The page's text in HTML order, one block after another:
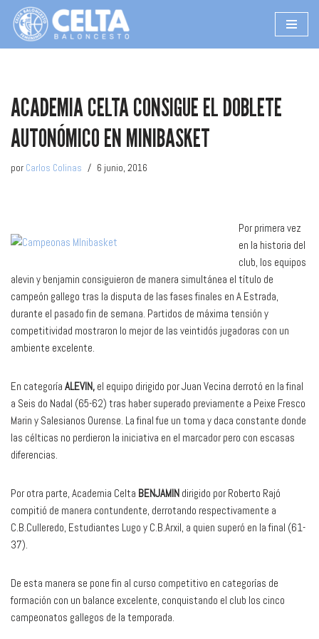
Saltar
ACADEMIA CELTA CONSIGUE EL DOBLETE
AUTONÓMICO EN MINIBASKET
por Carlos Colinas 6 junio, 2016
Por primera vez
en la historia del
club, los equipos
alevin y benjamin consiguieron de manera simultánea el título de
campeón gallego tras la disputa de las fases finales en A Estrada,
durante el pasado fin de semana. Partidos de máxima tensión y
competitividad mostraron lo mejor de las veintidós jugadoras con un
ambiente excelente.
En categoría ALEVIN, el equipo dirigido por Juan Vecina derrotó en la final
a Seis do Nadal (65-62) tras haber superado previamente a Peixe Fresco
Marin y Salesianos Ourense. La final fue un toma y daca constante donde
las célticas no perdieron la iniciativa en el marcador pero con escasas
diferencias.
Por otra parte, Academia Celta BENJAMIN dirigido por Roberto Rajó
compitió de manera contundente, derrotando respectivamente a
C.B.Culleredo, Estudiantes Lugo y C.B.Arxil, a quien superó en la final (61-
37).
De esta manera se pone fin al curso competitivo en categorías de
formación con un balance excelente, conquistando el club los cinco
campeonatos gallegos de la temporada.